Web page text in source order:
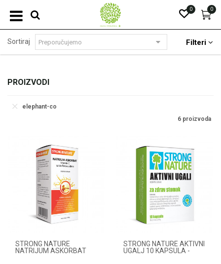
0
0
PROIZVODI
Sortiraj Filteri
elephant-co
6 proizvoda
STRONG NATURE
NATRIJUM ASKORBAT
STRONG NATURE AKTIVNI
UGALJ 10 KAPSULA -